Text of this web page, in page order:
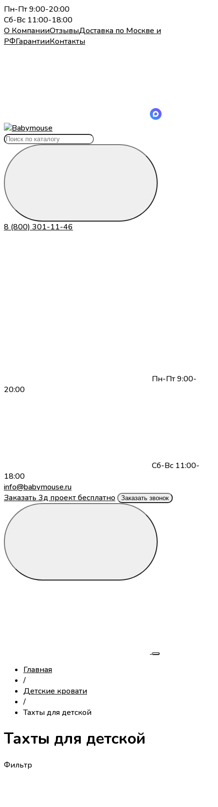
Пн-Пт 9:00-20:00
Сб-Вс 11:00-18:00
О КомпанииОтзывыДоставка по Москве и
РФГарантииКонтакты
8 (800) 301-11-46
Пн-Пт 9:00-
20:00
Сб-Вс 11:00-
18:00
info@babymouse.ru
Заказать 3д проект бесплатно
Заказать звонок
Главная
/
Детские кровати
/
Тахты для детской
Тахты для детской
Фильтр